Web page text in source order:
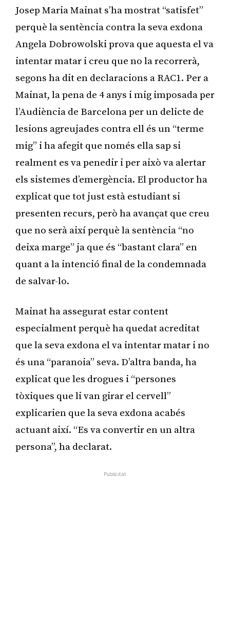
Josep Maria Mainat s’ha mostrat “satisfet”
perquè la sentència contra la seva exdona
Angela Dobrowolski prova que aquesta el va
intentar matar i creu que no la recorrerà,
segons ha dit en declaracions a RAC1. Per a
Mainat, la pena de 4 anys i mig imposada per
l’Audiència de Barcelona per un delicte de
lesions agreujades contra ell és un “terme
mig” i ha afegit que només ella sap si
realment es va penedir i per això va alertar
els sistemes d’emergència. El productor ha
explicat que tot just està estudiant si
presenten recurs, però ha avançat que creu
que no serà així perquè la sentència “no
deixa marge” ja que és “bastant clara” en
quant a la intenció final de la condemnada
de salvar-lo.
Mainat ha assegurat estar content
especialment perquè ha quedat acreditat
que la seva exdona el va intentar matar i no
és una “paranoia” seva. D’altra banda, ha
explicat que les drogues i “persones
tòxiques que li van girar el cervell”
explicarien que la seva exdona acabés
actuant així. “Es va convertir en un altra
persona”, ha declarat.
Publicitat